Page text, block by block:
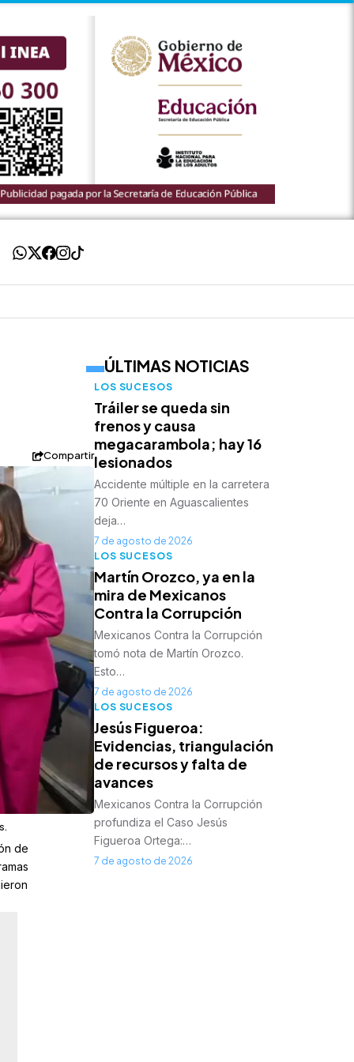
Compartir
de
ÚLTIMAS NOTICIAS
LOS SUCESOS
Tráiler se queda sin
frenos y causa
megacarambola; hay 16
lesionados
Accidente múltiple en la carretera
70 Oriente en Aguascalientes
deja…
7 de agosto de 2026
LOS SUCESOS
Martín Orozco, ya en la
mira de Mexicanos
Contra la Corrupción
Mexicanos Contra la Corrupción
tomó nota de Martín Orozco.
Esto…
7 de agosto de 2026
LOS SUCESOS
Jesús Figueroa:
Evidencias, triangulación
de recursos y falta de
avances
Mexicanos Contra la Corrupción
profundiza el Caso Jesús
Figueroa Ortega:…
7 de agosto de 2026